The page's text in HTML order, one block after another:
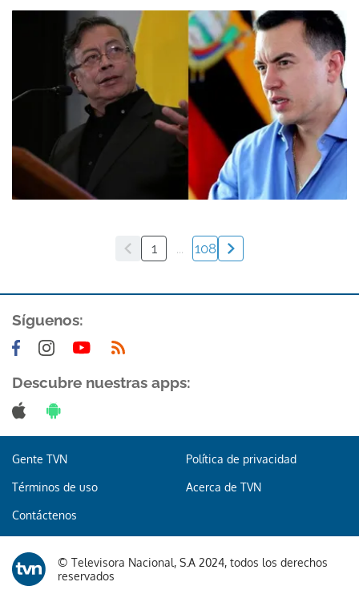
1 ... 108
Síguenos:
Descubre nuestras apps:
Gente TVN Política de privacidad
Términos de uso Acerca de TVN
Contáctenos
© Televisora Nacional, S.A 2024, todos los derechos
reservados